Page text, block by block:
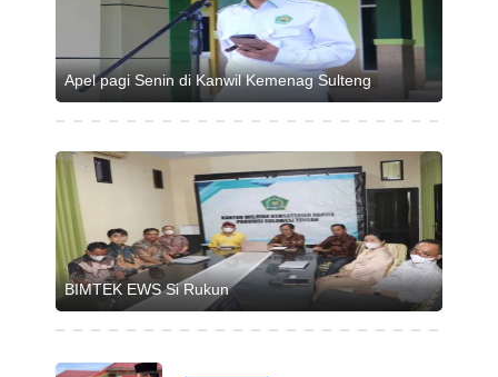
Apel pagi Senin di Kanwil Kemenag Sulteng
BIMTEK EWS Si Rukun